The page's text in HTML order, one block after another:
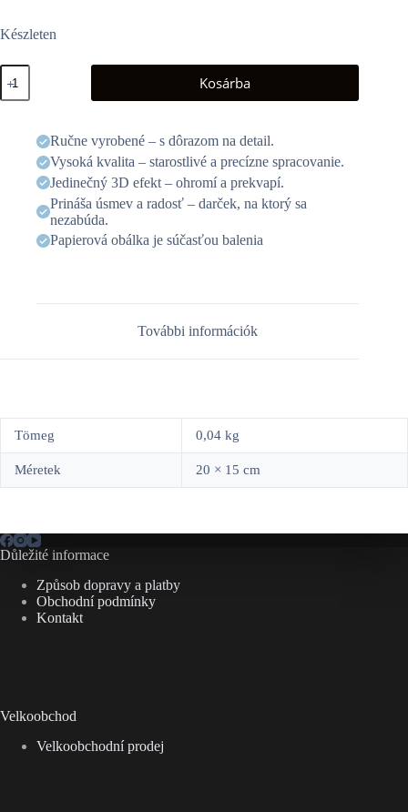
Készleten
3D
üdvözlőlap
-
mennyiség
Kosárba
Ručne vyrobené – s dôrazom na detail.
Vysoká kvalita – starostlivé a precízne spracovanie.
Jedinečný 3D efekt – ohromí a prekvapí.
Prináša úsmev a radosť – darček, na ktorý sa
nezabúda.
Papierová obálka je súčasťou balenia
További információk
Tömeg 0,04 kg
Méretek 20 × 15 cm
Důležité informace
Způsob dopravy a platby
Obchodní podmínky
Kontakt
Velkoobchod
Velkoobchodní prodej